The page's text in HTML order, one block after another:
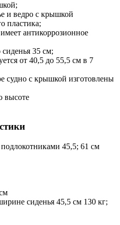
и ведро с крышкой
пластика;
антикоррозионное
35 см;
от 40,5 до 55,5 см в 7
судно с крышкой изготовлены
высоте
45,5; 61 см
сиденья 45,5 см 130 кг;